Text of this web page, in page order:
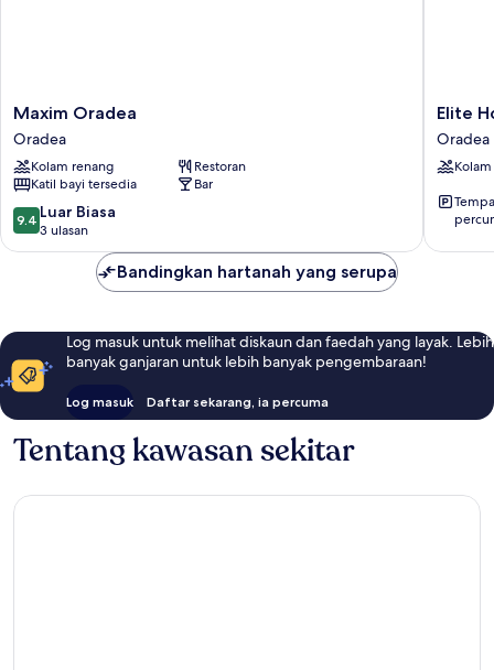
Maxim
Oradea
Oradea
Maxim Oradea
Oradea
Kolam renang
Restoran
Katil bayi tersedia
Bar
9.4
daripada
10,
ulasan
9.4 Luar Biasa
3 ulasan
Elite
Hotel
Oradea
Oradea
Elite
Oradea
Bandingkan hartanah yang serupa
Log masuk untuk melihat diskaun dan faedah yang layak. Lebih
banyak ganjaran untuk lebih banyak pengembaraan!
Log masuk Daftar sekarang, ia percuma
Tentang kawasan sekitar